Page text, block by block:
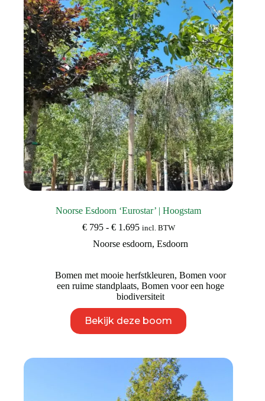
Noorse Esdoorn ‘Eurostar’ | Hoogstam
€795 - €1.695Prijsklasse:
tot
incl. BTW
Noorse esdoorn, Esdoorn
Bomen met mooie herfstkleuren, Bomen voor
een ruime standplaats, Bomen voor een hoge
biodiversiteit
Bekijk deze boom
product
heeft
Deze
optie
kan
gekozen